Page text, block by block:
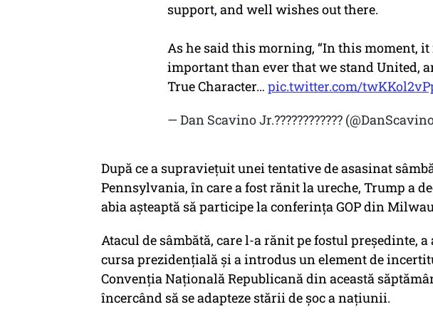
support, and well wishes out there.
As he said this morning, “In this moment, it
important than ever that we stand United,
True Character… pic.twitter.com/
— Dan Scavino Jr.????????????
După ce a supraviețuit unei tentative de asasinat
Pennsylvania, în care a fost rănit la ureche, Trump a
abia așteaptă să participe la conferința GOP din
Atacul de sâmbătă, care l-a rănit pe fostul președinte,
cursa prezidențială și a introdus un element de
Convenția Națională Republicană din această
încercând să se adapteze stării de șoc a națiunii.